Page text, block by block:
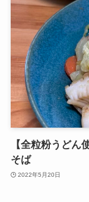
【全粒粉うどん
そば
2022年5月20日